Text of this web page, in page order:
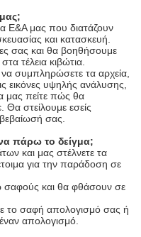
Ε&Α μας που διατάζουν
και κατασκευή.
σας και θα βοηθήσουμε
τέλεια κιβώτια.
να συμπληρώσετε τα αρχεία,
εικόνες υψηλής ανάλυσης,
μας πείτε πώς θα
Θα στείλουμε εσείς
σας.
πάρω το δείγμα;
και μας στέλνετε τα
για την παράδοση σε
σαφούς και θα φθάσουν σε
το σαφή απολογισμό σας ή
απολογισμό.